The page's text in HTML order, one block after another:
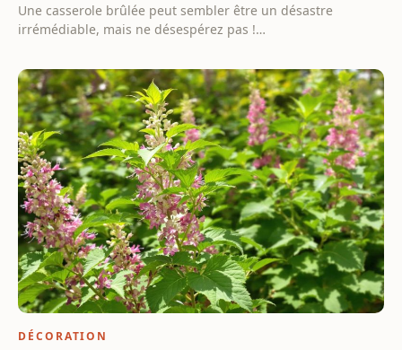
Une casserole brûlée peut sembler être un désastre
irrémédiable, mais ne désespérez pas !…
DÉCORATION